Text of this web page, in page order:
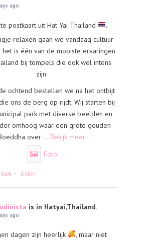
ago
postkaart uit Hat Yai Thailand
.
relaxen gaan we vandaag cultuur
het is één van de mooiste ervaringen
bij tempels die ook wel intens
zijn.
ochtend bestellen we na het ontbijt
ons de berg op rijdt. Wij starten bij
park met diverse beelden en
omhoog waar een grote gouden
over ... Bekijk meer
Foto
· Delen
is in Hatyai,Thailand.
ago
dagen zijn heerlijk
, maar niet